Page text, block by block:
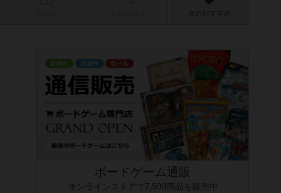
次のおすすめ
ボードゲーム通販
オンラインストアで7,500商品を販売中